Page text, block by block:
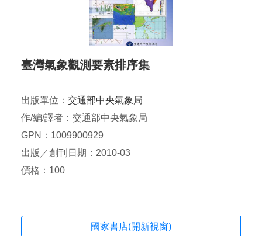
臺灣氣象觀測要素排序集
出版單位： 交通部中央氣象局
作/編/譯者：交通部中央氣象局
GPN：1009900929
出版／創刊日期：2010-03
價格：100
國家書店(開新視窗)